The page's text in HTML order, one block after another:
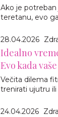
Ako je potreban
teretanu, evo
28.04.2026
Idealno
Evo kada
Večita dilema
trenirati ujutru ili
24.04.2026